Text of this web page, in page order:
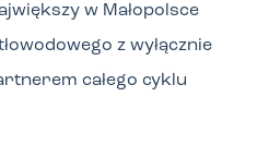
w Małopolsce
z wyłącznie
całego cyklu